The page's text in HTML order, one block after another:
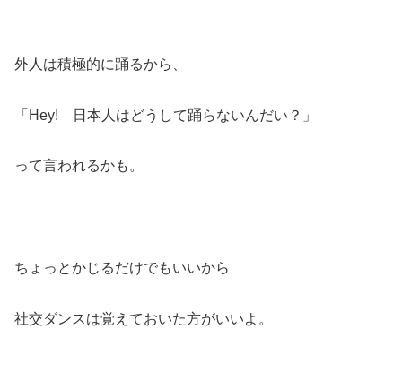
外人は積極的に踊るから、
「Hey! 日本人はどうして踊らないんだい？」
って言われるかも。
ちょっとかじるだけでもいいから
社交ダンスは覚えておいた方がいいよ。